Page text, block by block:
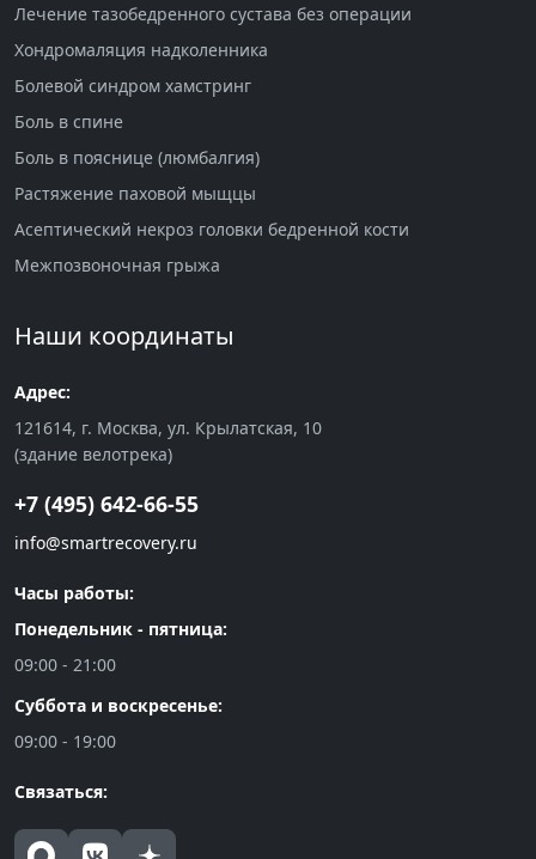
Лечение тазобедренного сустава без операции
Хондромаляция надколенника
Болевой синдром хамстринг
Боль в спине
Боль в пояснице (люмбалгия)
Растяжение паховой мыщцы
Асептический некроз головки бедренной кости
Межпозвоночная грыжа
Наши координаты
Адрес:
121614, г. Москва, ул. Крылатская, 10
(здание велотрека)
+7 (495) 642-66-55
info@smartrecovery.ru
Часы работы:
Понедельник - пятница:
09:00 - 21:00
Суббота и воскресенье:
09:00 - 19:00
Связаться: